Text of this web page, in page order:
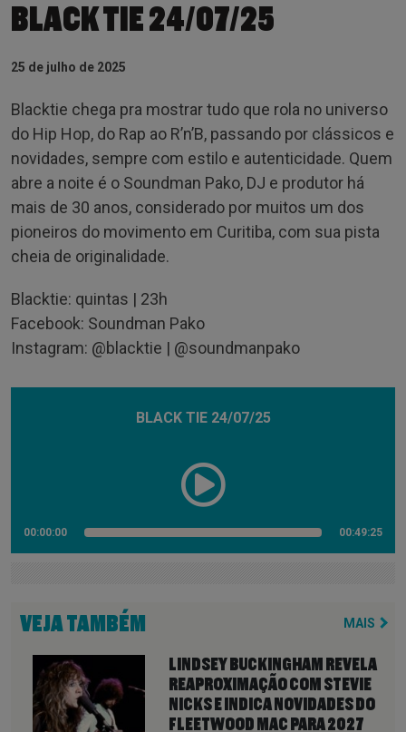
BLACK TIE 24/07/25
25 de julho de 2025
Blacktie chega pra mostrar tudo que rola no universo
do Hip Hop, do Rap ao R’n’B, passando por clássicos e
novidades, sempre com estilo e autenticidade. Quem
abre a noite é o Soundman Pako, DJ e produtor há
mais de 30 anos, considerado por muitos um dos
pioneiros do movimento em Curitiba, com sua pista
cheia de originalidade.
Blacktie: quintas | 23h
Facebook: Soundman Pako
Instagram: @blacktie | @soundmanpako
BLACK TIE 24/07/25
00:00:00 00:49:25
VEJA TAMBÉM MAIS
LINDSEY BUCKINGHAM REVELA
REAPROXIMAÇÃO COM STEVIE
NICKS E INDICA NOVIDADES DO
FLEETWOOD MAC PARA 2027